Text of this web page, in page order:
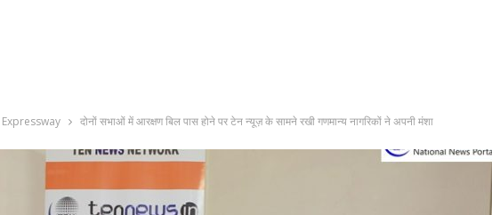
दोनों सभाओं में आरक्षण बिल पास होने पर टेन न्यूज़ के सामने रखी गणमान्य नागरिकों ने अपनी मंशा